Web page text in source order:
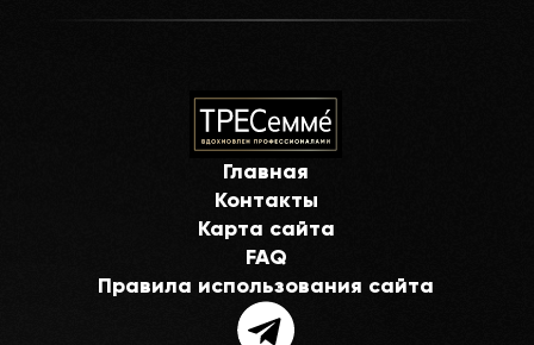
Главная
Контакты
Карта сайта
FAQ
Правила использования сайта